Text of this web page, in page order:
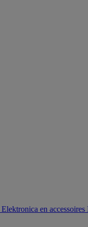
Elektronica en accessoires